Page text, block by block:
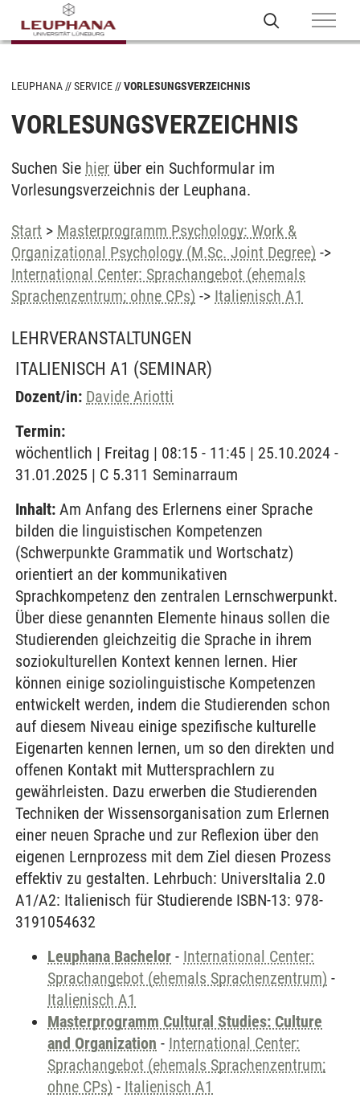
LEUPHANA SERVICE VORLESUNGSVERZEICHNIS
VORLESUNGSVERZEICHNIS
Suchen Sie hier über ein Suchformular im
Vorlesungsverzeichnis der Leuphana.
Start > Masterprogramm Psychology: Work &
Organizational Psychology (M.Sc. Joint Degree) ->
International Center: Sprachangebot (ehemals
Sprachenzentrum; ohne CPs) -> Italienisch A1
LEHRVERANSTALTUNGEN
ITALIENISCH A1 (SEMINAR)
Dozent/in: Davide Ariotti
Termin:
wöchentlich | Freitag | 08:15 - 11:45 | 25.10.2024 -
31.01.2025 | C 5.311 Seminarraum
Inhalt: Am Anfang des Erlernens einer Sprache
bilden die linguistischen Kompetenzen
(Schwerpunkte Grammatik und Wortschatz)
orientiert an der kommunikativen
Sprachkompetenz den zentralen Lernschwerpunkt.
Über diese genannten Elemente hinaus sollen die
Studierenden gleichzeitig die Sprache in ihrem
soziokulturellen Kontext kennen lernen. Hier
können einige soziolinguistische Kompetenzen
entwickelt werden, indem die Studierenden schon
auf diesem Niveau einige spezifische kulturelle
Eigenarten kennen lernen, um so den direkten und
offenen Kontakt mit Muttersprachlern zu
gewährleisten. Dazu erwerben die Studierenden
Techniken der Wissensorganisation zum Erlernen
einer neuen Sprache und zur Reflexion über den
eigenen Lernprozess mit dem Ziel diesen Prozess
effektiv zu gestalten. Lehrbuch: UniversItalia 2.0
A1/A2: Italienisch für Studierende ISBN-13: 978-
3191054632
Leuphana Bachelor - International Center:
Sprachangebot (ehemals Sprachenzentrum) -
Italienisch A1
Masterprogramm Cultural Studies: Culture
and Organization - International Center:
Sprachangebot (ehemals Sprachenzentrum;
ohne CPs) - Italienisch A1